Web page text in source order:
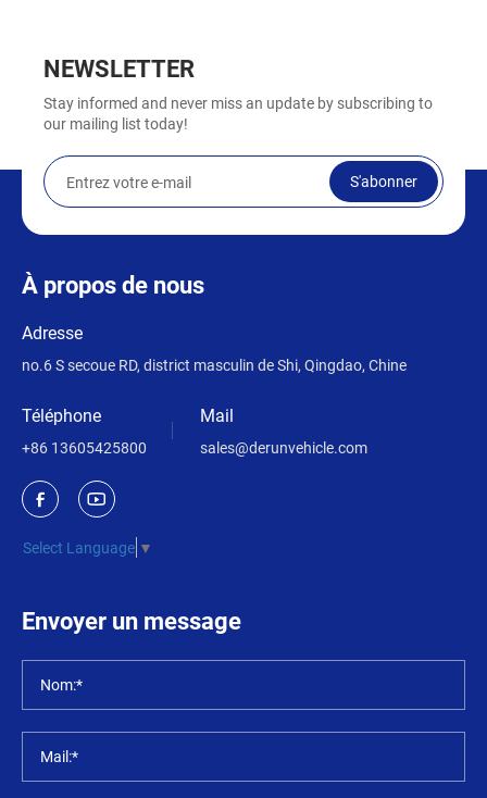
NEWSLETTER
Stay informed and never miss an update by subscribing to
our mailing list today!
S'abonner
À propos de nous
Adresse
no.6 S secoue RD, district masculin de Shi, Qingdao, Chine
Téléphone
+86 13605425800
Mail
sales@derunvehicle.com
Select Language ▼
Envoyer un message
Nom:*
Mail:*